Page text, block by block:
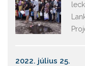
2022. július 25.